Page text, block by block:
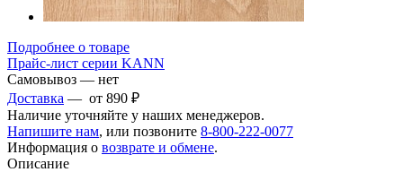
Подробнее о товаре
Прайс-лист серии KANN
Самовывоз — нет
Доставка — от 890 ₽
Наличие уточняйте у наших менеджеров.
Напишите нам, или позвоните 8-800-222-0077
Информация о возврате и обмене.
Описание